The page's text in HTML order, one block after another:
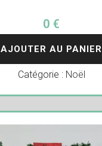
0 €
AJOUTER AU PANIER
Catégorie : Noël